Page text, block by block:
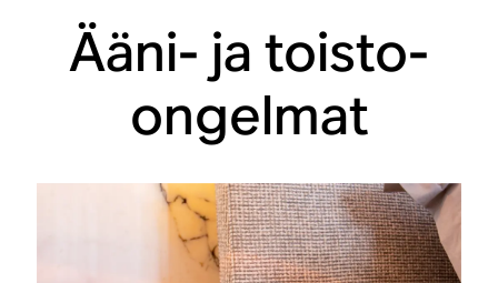
Ääni- ja toisto-
ongelmat